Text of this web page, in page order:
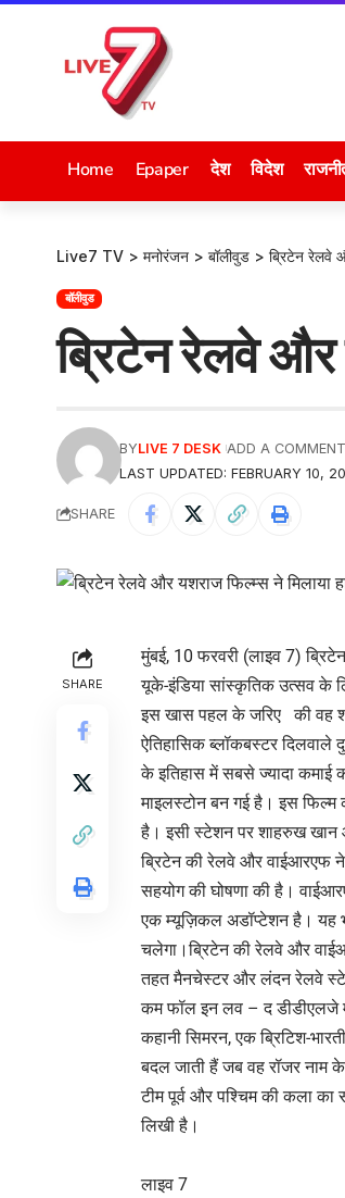
Home Epaper देश विदेश
Live7 TV > मनोरंजन > बॉलीवुड > ब्रिटेन रेलवे
बॉलीवुड
ब्रिटेन रेलवे और
LAST UPDATED: FEBRUARY 10,
BYLIVE 7 DESK ADD A COMMENT
SHARE
SHARE
मुंबई, 10 फरवरी (लाइव 7)
यूके-इंडिया सांस्कृतिक उत्सव के
इस खास पहल के जरिए की वह
ऐतिहासिक ब्लॉकबस्टर दिलवाले
के इतिहास में सबसे ज्यादा कमाई
माइलस्टोन बन गई है। इस फिल्म
है। इसी स्टेशन पर शाहरुख खान
ब्रिटेन की रेलवे और वाईआरएफ ने
सहयोग की घोषणा की है।
एक म्यूज़िकल अडॉप्टेशन है। यह
चलेगा।ब्रिटेन की रेलवे और
तहत मैनचेस्टर और लंदन रेलवे
कम फॉल इन लव – द डीडीएलजे
कहानी सिमरन, एक ब्रिटिश-
बदल जाती हैं जब वह रॉजर नाम
टीम पूर्व और पश्चिम की कला
लिखी है।
लाइव 7